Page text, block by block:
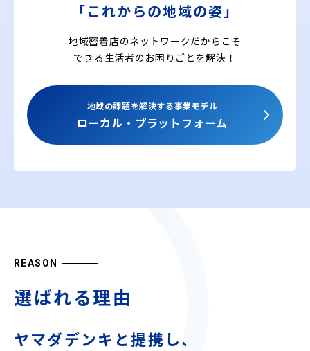
「これからの地域の姿」
地域密着店のネットワークだからこそ
できる 生活者のお困りごとを解決！
地域の課題を解決する事業モデル
ローカル・プラットフォーム
REASON
選ばれる理由
ヤマダデンキと提携し、